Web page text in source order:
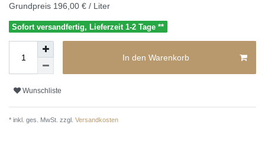
Grundpreis 196,00 € / Liter
Sofort versandfertig, Lieferzeit 1-2 Tage **
In den Warenkorb
Wunschliste
* inkl. ges. MwSt. zzgl. Versandkosten